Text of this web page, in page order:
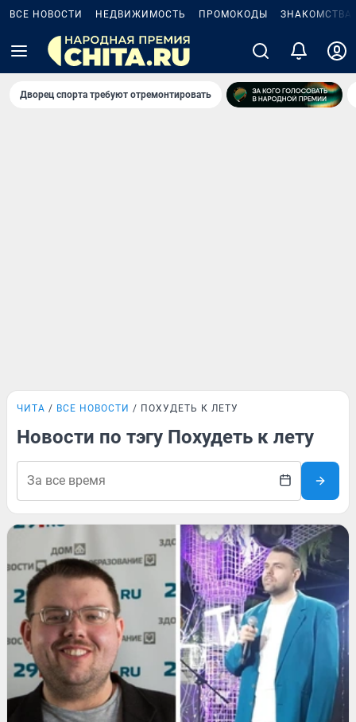
ВСЕ НОВОСТИ НЕДВИЖИМОСТЬ ПРОМОКОДЫ ЗНАКОМСТВА
Дворец спорта требуют отремонтировать
ЧИТА ВСЕ НОВОСТИ ПОХУДЕТЬ К ЛЕТУ
Новости по тэгу Похудеть к лету